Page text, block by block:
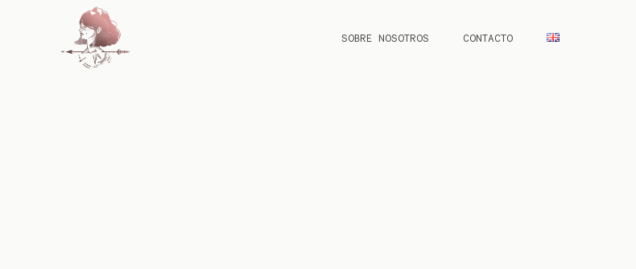
SOBRE NOSOTROS CONTACTO